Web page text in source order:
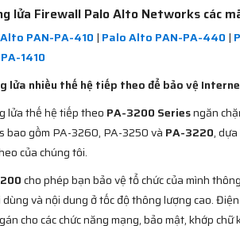
lửa Firewall Palo Alto Networks các
PAN-PA-410 | Palo Alto PAN-PA-440 |
1410
lửa nhiều thế hệ tiếp theo để bảo vệ
lửa thế hệ tiếp theo PA-3200 Seriesngăn
bao gồm PA-3260, PA-3250 và PA-3220,
của chúng tôi.
cho phép bạn bảo vệ tổ chức của mình
và nội dung ở tốc độ thông lượng cao.
cho các chức năng mạng, bảo mật, khớp